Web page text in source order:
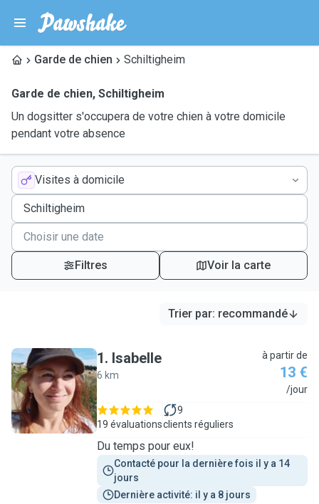
Garde de chien Schiltigheim
Garde de chien, Schiltigheim
Un dogsitter s'occupera de votre chien à votre domicile
pendant votre absence
Visites à domicile
Filtres Voir la carte
Trier par: recommandé
I
1. Isabelle
6 km
à partir de
13 €
/jour
19 évaluations
9
clients réguliers
Du temps pour eux!
Contacté pour la dernière fois il y a 14
jours
Dernière activité: il y a 8 jours